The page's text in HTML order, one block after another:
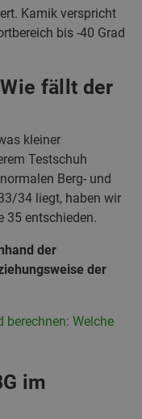
Kamik verspricht
bis -40 Grad
fällt der
kleiner
Testschuh
Berg- und
34 liegt, haben wir
35 entschieden.
der
der
berechnen: Welche
im